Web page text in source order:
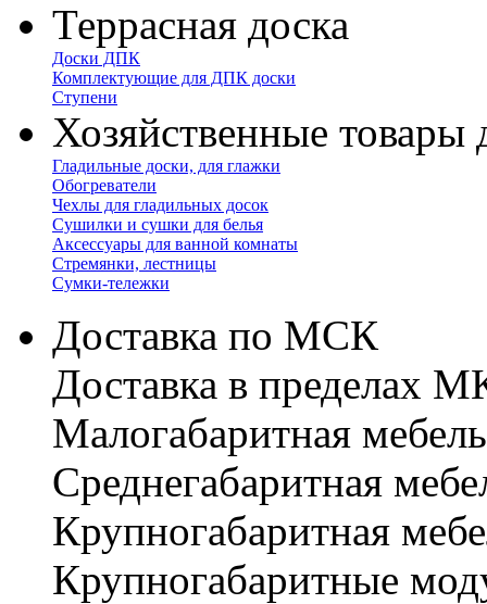
Террасная доска
Доски ДПК
Комплектующие для ДПК доски
Ступени
Хозяйственные товары
Гладильные доски, для глажки
Обогреватели
Чехлы для гладильных досок
Сушилки и сушки для белья
Аксессуары для ванной комнаты
Стремянки, лестницы
Сумки-тележки
Доставка по МСК
Доставка в пределах
Малогабаритная
Cреднегабаритная
Крупногабаритная
Крупногабаритные